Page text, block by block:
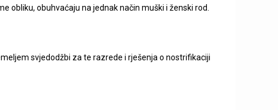
obliku, obuhvaćaju na jednak način muški i ženski rod.
svjedodžbi za te razrede i rješenja o nostrifikaciji